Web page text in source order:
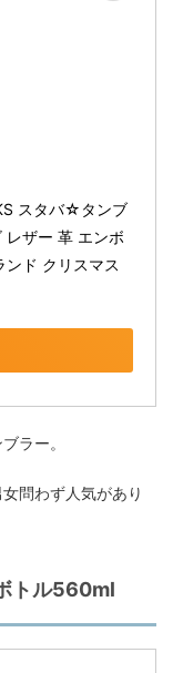
スタバ☆タンブ
レザー 革 エンボ
ド クリスマス
ラー。
問わず人気があり
トル560ml